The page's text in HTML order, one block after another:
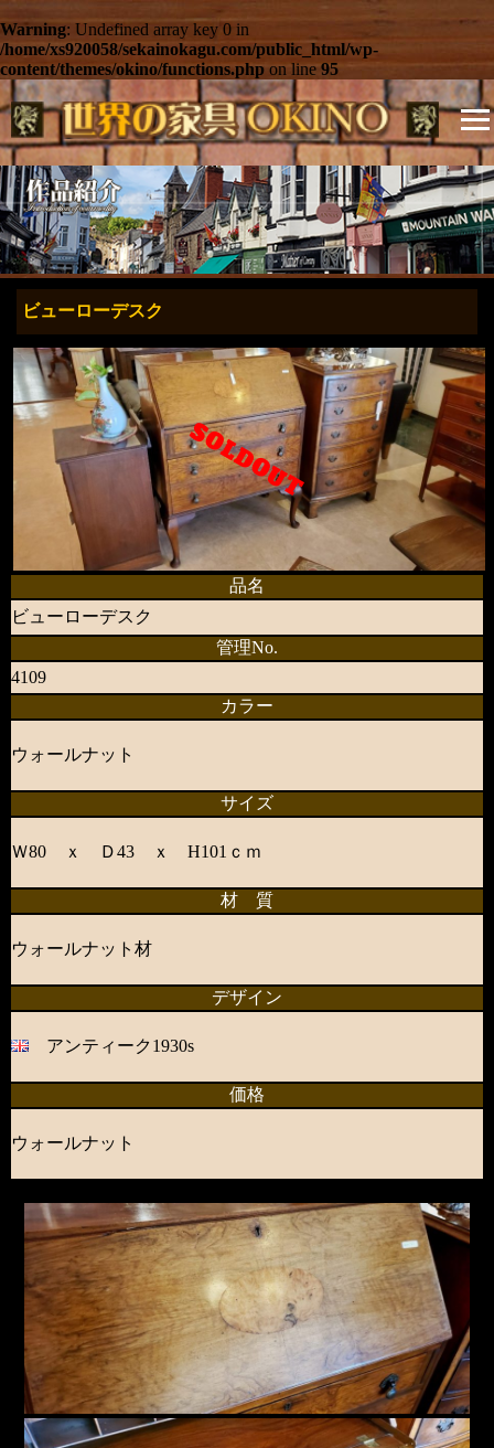
Warning: Undefined array key 0 in
/home/xs920058/sekainokagu.com/public_html/wp-
content/themes/okino/functions.php on line95
ビューローデスク
SOLDOUT
品名
ビューローデスク
管理No.
4109
カラー
ウォールナット
サイズ
Ｗ80 ｘ Ｄ43 ｘ H101ｃｍ
材 質
ウォールナット材
デザイン
アンティーク1930s
価格
ウォールナット